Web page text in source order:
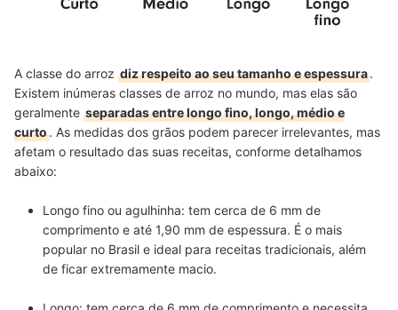
A classe do arroz diz respeito ao seu tamanho e espessura.
Existem inúmeras classes de arroz no mundo, mas elas são
geralmente separadas entre longo fino, longo, médio e
curto. As medidas dos grãos podem parecer irrelevantes, mas
afetam o resultado das suas receitas, conforme detalhamos
abaixo:
Longo fino ou agulhinha: tem cerca de 6 mm de
comprimento e até 1,90 mm de espessura. É o mais
popular no Brasil e ideal para receitas tradicionais, além
de ficar extremamente macio.